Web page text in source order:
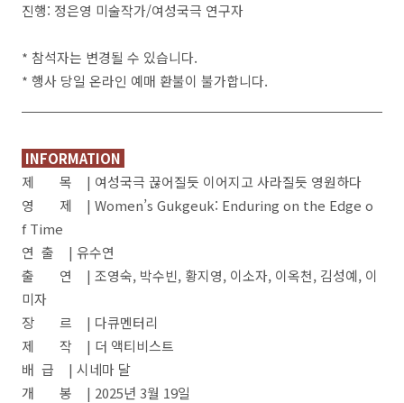
진행: 정은영 미술작가/여성국극 연구자
* 참석자는 변경될 수 있습니다.
* 행사 당일 온라인 예매 환불이 불가합니다.
INFORMATION
제 목 | 여성국극 끊어질듯 이어지고 사라질듯 영원하다
영 제 | Women’s Gukgeuk: Enduring on the Edge o
f Time
연 출 | 유수연
출 연 | 조영숙, 박수빈, 황지영, 이소자, 이옥천, 김성예, 이
미자
장 르 | 다큐멘터리
제 작 | 더 액티비스트
배 급 | 시네마 달
개 봉 | 2025년 3월 19일